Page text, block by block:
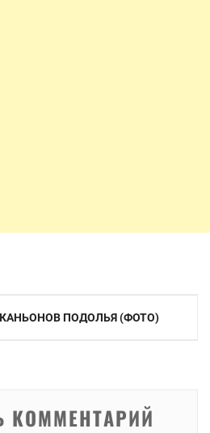
ПОДОЛЬЯ (ФОТО)
КОММЕНТАРИЙ